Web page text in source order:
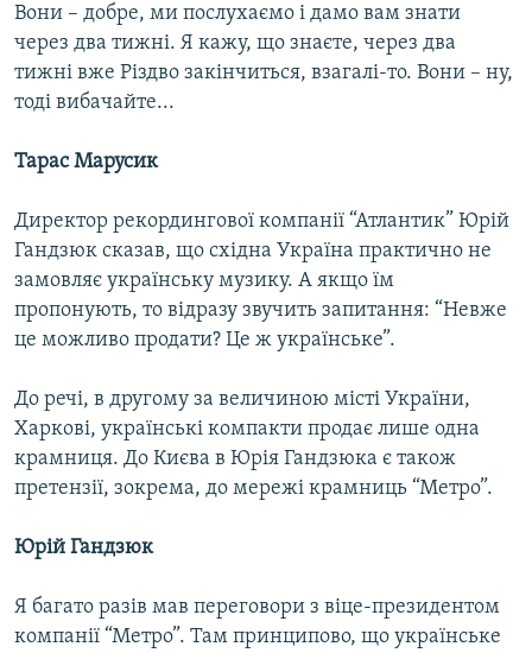
Вони – добре, ми послухаємо і дамо вам знати
через два тижні. Я кажу, що знаєте, через два
тижні вже Різдво закінчиться, взагалі-то. Вони – ну,
тоді вибачайте...
Тарас Марусик
Директор рекордингової компанії “Атлантик” Юрій
Гандзюк сказав, що східна Україна практично не
замовляє українську музику. А якщо їм
пропонують, то відразу звучить запитання: “Невже
це можливо продати? Це ж українське”.
До речі, в другому за величиною місті України,
Харкові, українські компакти продає лише одна
крамниця. До Києва в Юрія Гандзюка є також
претензії, зокрема, до мережі крамниць “Метро”.
Юрій Гандзюк
Я багато разів мав переговори з віце-президентом
компанії “Метро”. Там принципово, що українське